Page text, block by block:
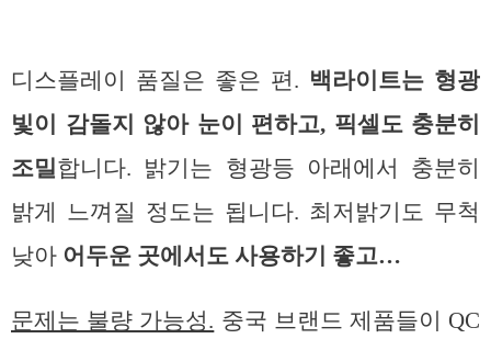
디스플레이 품질은 좋은 편. 백라이트는 형광
빛이 감돌지 않아 눈이 편하고, 픽셀도 충분히
조밀합니다. 밝기는 형광등 아래에서 충분히
밝게 느껴질 정도는 됩니다. 최저밝기도 무척
낮아 어두운 곳에서도 사용하기 좋고…
문제는 불량 가능성. 중국 브랜드 제품들이 QC